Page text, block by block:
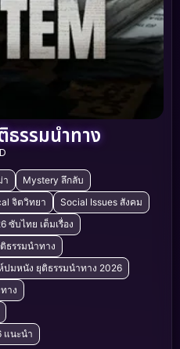
รรมนำทาง
า
Mystery ลึกลับ
จิตวิทยา
Social Issues สังคม
ซับไทย เต็มเรื่อง
ธรรมนำทาง
ปมหนัง ยุติธรรมนำทาง 2026
าง
แนะนำ